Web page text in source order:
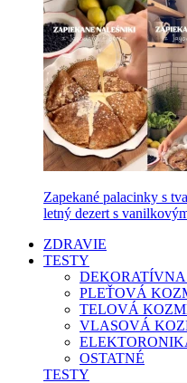
Zapekané palacinky s
letný dezert s
ZDRAVIE
TESTY
PLEŤOVÁ
TELOVÁ
VLASOVÁ
OSTATNÉ
TESTY